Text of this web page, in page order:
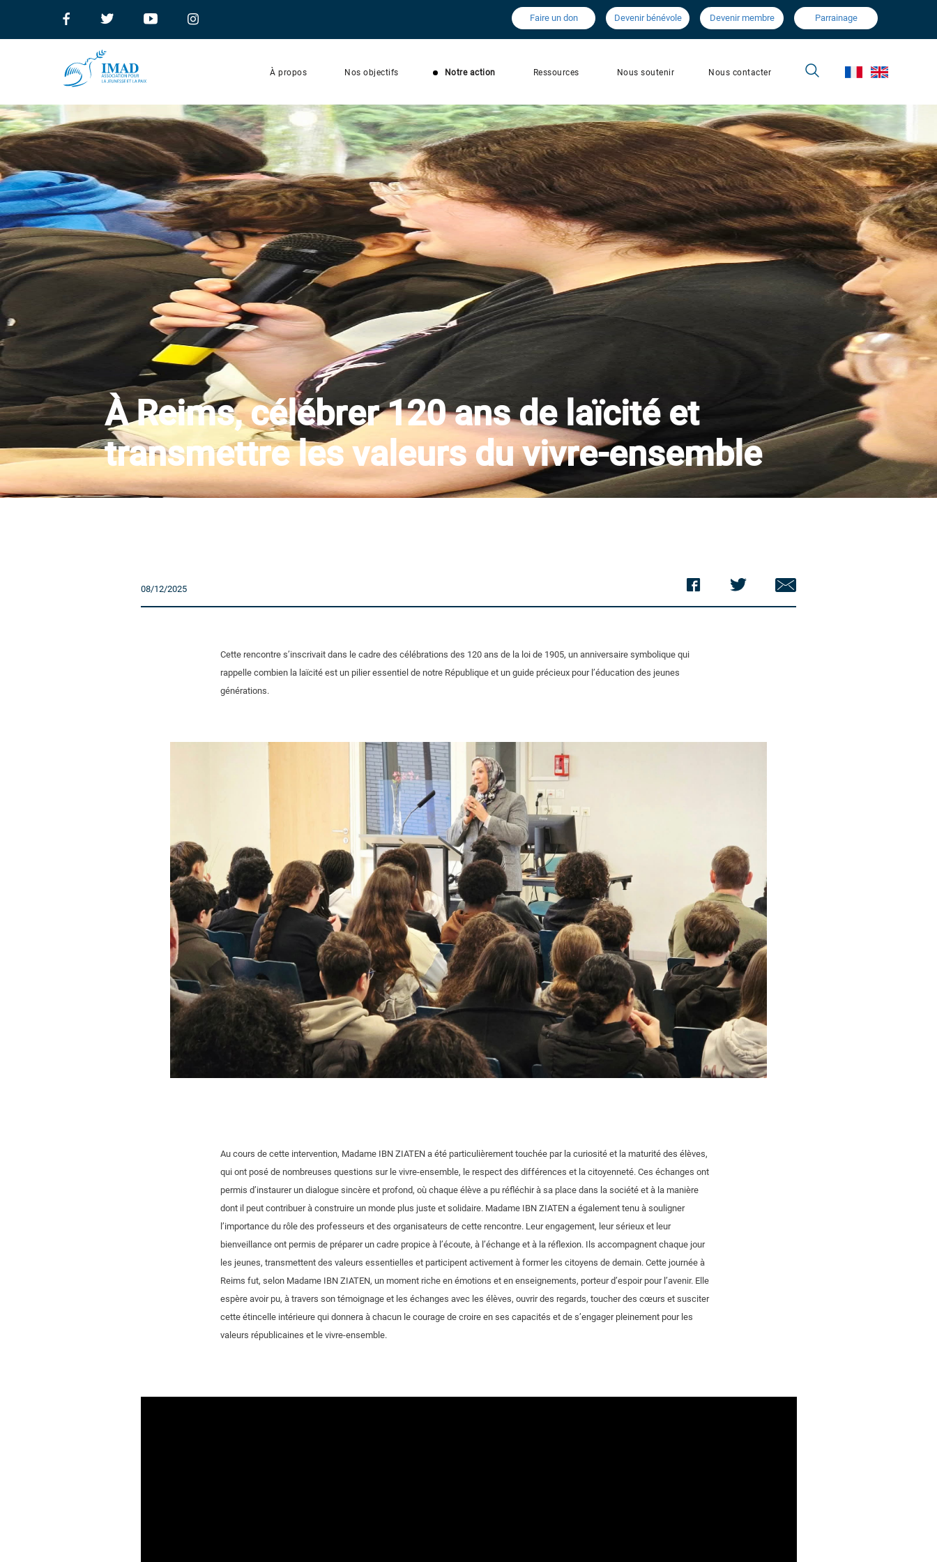
Faire un don Devenir bénévole Devenir membre Parrainage
À propos Nos objectifs Notre action Ressources Nous soutenir Nous contacter
À Reims, célébrer 120 ans de laïcité et
transmettre les valeurs du vivre-ensemble
08/12/2025
Cette rencontre s’inscrivait dans le cadre des célébrations des 120 ans de la loi de 1905, un anniversaire symbolique qui
rappelle combien la laïcité est un pilier essentiel de notre République et un guide précieux pour l’éducation des jeunes
générations.
Au cours de cette intervention, Madame IBN ZIATEN a été particulièrement touchée par la curiosité et la maturité des élèves,
qui ont posé de nombreuses questions sur le vivre-ensemble, le respect des différences et la citoyenneté. Ces échanges ont
permis d’instaurer un dialogue sincère et profond, où chaque élève a pu réfléchir à sa place dans la société et à la manière
dont il peut contribuer à construire un monde plus juste et solidaire. Madame IBN ZIATEN a également tenu à souligner
l’importance du rôle des professeurs et des organisateurs de cette rencontre. Leur engagement, leur sérieux et leur
bienveillance ont permis de préparer un cadre propice à l’écoute, à l’échange et à la réflexion. Ils accompagnent chaque jour
les jeunes, transmettent des valeurs essentielles et participent activement à former les citoyens de demain. Cette journée à
Reims fut, selon Madame IBN ZIATEN, un moment riche en émotions et en enseignements, porteur d’espoir pour l’avenir. Elle
espère avoir pu, à travers son témoignage et les échanges avec les élèves, ouvrir des regards, toucher des cœurs et susciter
cette étincelle intérieure qui donnera à chacun le courage de croire en ses capacités et de s’engager pleinement pour les
valeurs républicaines et le vivre-ensemble.